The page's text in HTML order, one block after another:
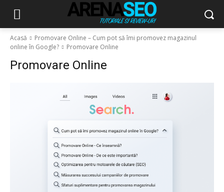
Acasă
Promovare Online – Cum pot să îmi promovez magazinul
online în Google?
Promovare Online
Promovare Online